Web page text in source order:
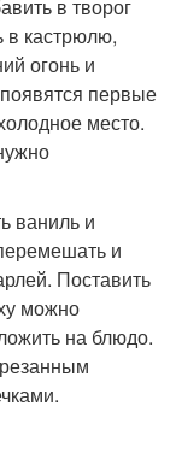
в творог
в кастрюлю,
огонь и
первые
место.
ваниль и
и
Поставить
можно
на блюдо.